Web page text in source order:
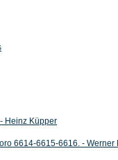
Heinz Küpper
6614-6615-6616. - Werner